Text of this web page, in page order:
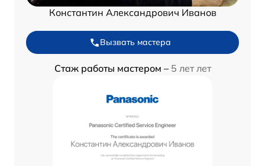
Константин Александрович Иванов
Вызвать мастера
Стаж работы мастером – 5 лет лет